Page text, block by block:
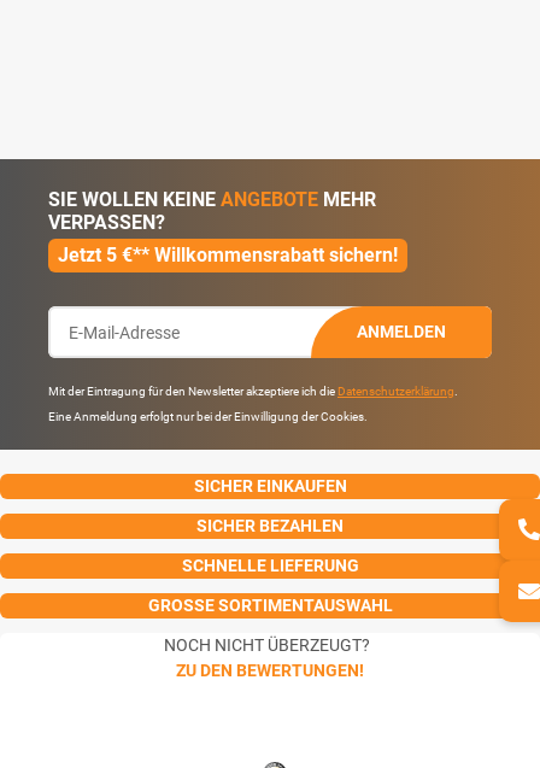
SIE WOLLEN KEINE ANGEBOTE MEHR
VERPASSEN?
Jetzt 5 €** Willkommensrabatt sichern!
ANMELDEN
Mit der Eintragung für den Newsletter akzeptiere ich die Datenschutzerklärung
Eine Anmeldung erfolgt nur bei der Einwilligung der Cookies.
SICHER EINKAUFEN
SICHER BEZAHLEN
SCHNELLE LIEFERUNG
GROSSE SORTIMENTAUSWAHL
NOCH NICHT ÜBERZEUGT?
ZU DEN BEWERTUNGEN!